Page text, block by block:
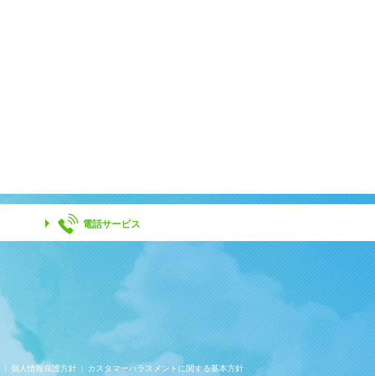
電話サービス
｜ 個人情報保護方針 ｜ カスタマーハラスメントに関する基本方針